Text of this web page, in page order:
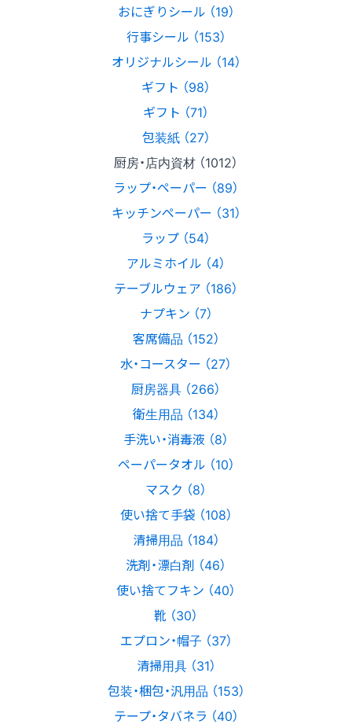
おにぎりシール （19）
行事シール （153）
オリジナルシール （14）
ギフト （98）
ギフト （71）
包装紙 （27）
厨房・店内資材 （1012）
ラップ・ペーパー （89）
キッチンペーパー （31）
ラップ （54）
アルミホイル （4）
テーブルウェア （186）
ナプキン （7）
客席備品 （152）
水・コースター （27）
厨房器具 （266）
衛生用品 （134）
手洗い・消毒液 （8）
ペーパータオル （10）
マスク （8）
使い捨て手袋 （108）
清掃用品 （184）
洗剤・漂白剤 （46）
使い捨てフキン （40）
靴 （30）
エプロン・帽子 （37）
清掃用具 （31）
包装・梱包・汎用品 （153）
テープ・タバネラ （40）